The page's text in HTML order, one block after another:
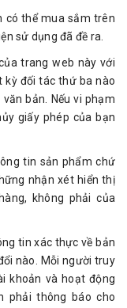
có thể mua sắm trên
sử dụng đã đề ra.
trang web này với
kỳ đối tác thứ ba nào
bản. Nếu vi phạm
giấy phép của bạn
tin sản phẩm chứ
nhận xét hiển thị
không phải của
tin xác thực về bản
nào. Mỗi người truy
khoản và hoạt động
phải thông báo cho